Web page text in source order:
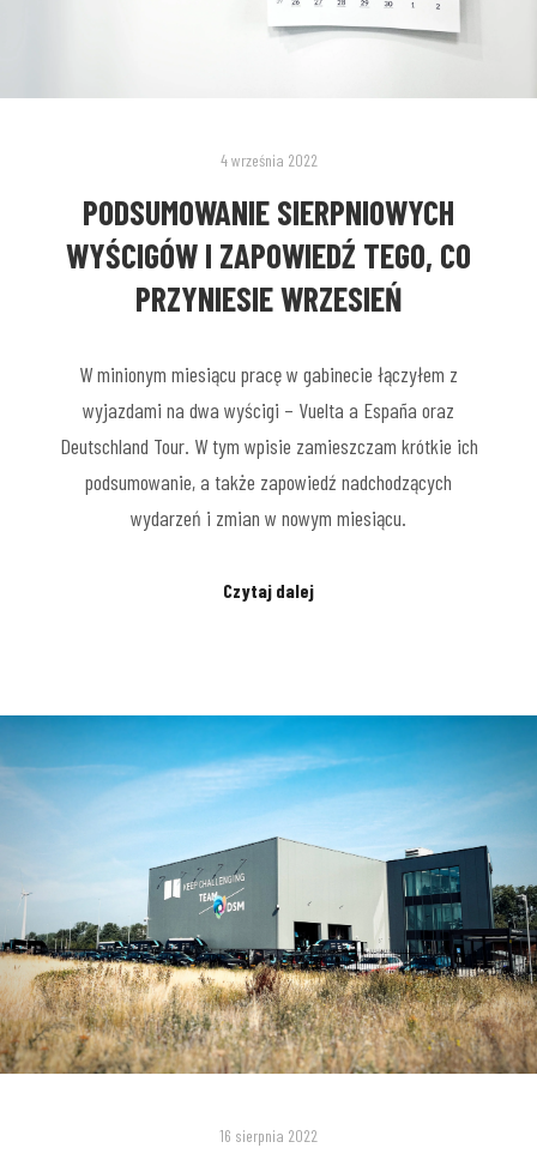
4 września 2022
PODSUMOWANIE SIERPNIOWYCH
WYŚCIGÓW I ZAPOWIEDŹ TEGO, CO
PRZYNIESIE WRZESIEŃ
W minionym miesiącu pracę w gabinecie łączyłem z
wyjazdami na dwa wyścigi – Vuelta a España oraz
Deutschland Tour. W tym wpisie zamieszczam krótkie ich
podsumowanie, a także zapowiedź nadchodzących
wydarzeń i zmian w nowym miesiącu.
Czytaj dalej
16 sierpnia 2022